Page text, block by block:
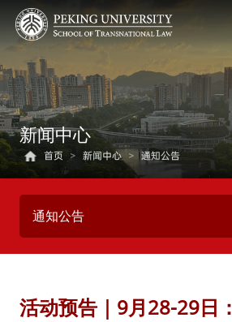
新闻中心
首页 > 新闻中心 > 通知公告
通知公告
活动预告｜9月28-29日